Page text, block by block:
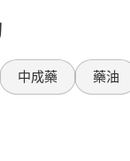
中成藥 藥油